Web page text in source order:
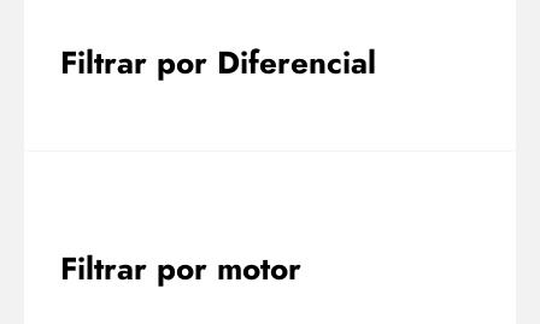
Filtrar por Diferencial
Filtrar por motor